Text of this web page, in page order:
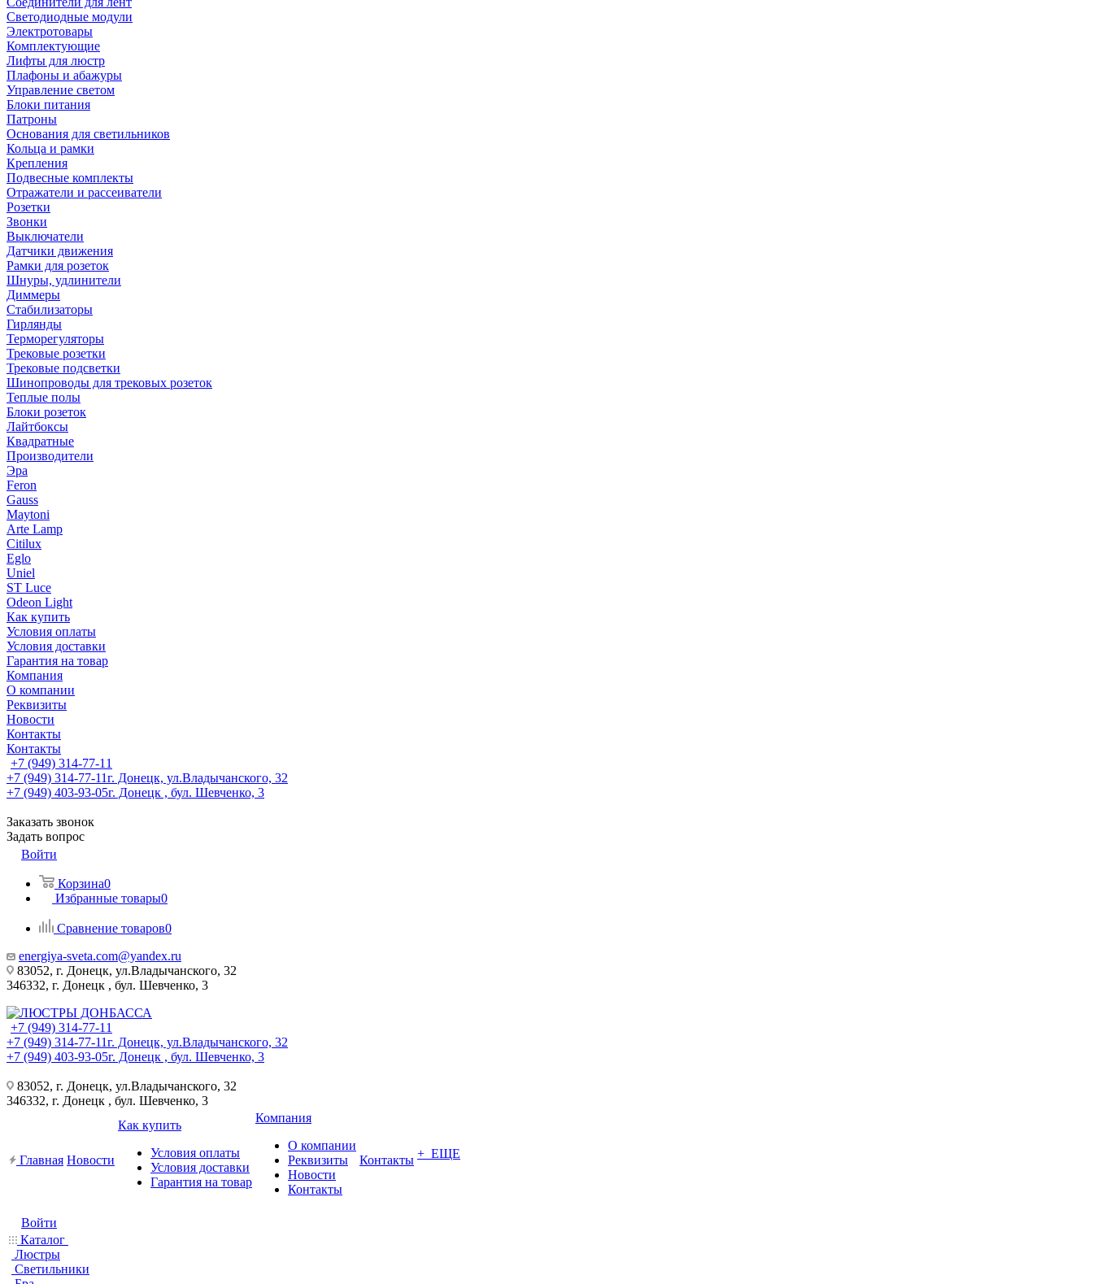
Светодиодные модули
Электротовары
Комплектующие
Лифты для люстр
Плафоны и абажуры
Управление светом
Блоки питания
Патроны
Основания для светильников
Кольца и рамки
Крепления
Подвесные комплекты
Отражатели и рассеиватели
Розетки
Звонки
Выключатели
Датчики движения
Рамки для розеток
Шнуры, удлинители
Диммеры
Стабилизаторы
Гирлянды
Терморегуляторы
Трековые розетки
Трековые подсветки
Шинопроводы для трековых розеток
Теплые полы
Блоки розеток
Лайтбоксы
Квадратные
Производители
Эра
Feron
Gauss
Maytoni
Arte Lamp
Citilux
Eglo
Uniel
ST Luce
Odeon Light
Как купить
Условия оплаты
Условия доставки
Гарантия на товар
Компания
О компании
Реквизиты
Новости
Контакты
Контакты
+7 (949) 314-77-11
+7 (949) 314-77-11г. Донецк, ул.Владычанского, 32
+7 (949) 403-93-05г. Донецк , бул. Шевченко, 3
Заказать звонок
Задать вопрос
Войти
Корзина0
Избранные товары0
Сравнение товаров0
energiya-sveta.com@yandex.ru
83052, г. Донецк, ул.Владычанского, 32
346332, г. Донецк , бул. Шевченко, 3
+7 (949) 314-77-11
+7 (949) 314-77-11г. Донецк, ул.Владычанского, 32
+7 (949) 403-93-05г. Донецк , бул. Шевченко, 3
83052, г. Донецк, ул.Владычанского, 32
346332, г. Донецк , бул. Шевченко, 3
Главная Новости
Как купить
Условия оплаты
Условия доставки
Гарантия на товар
Компания
О компании
Реквизиты
Новости
Контакты
Контакты + ЕЩЕ
Войти
Каталог
Люстры
Светильники